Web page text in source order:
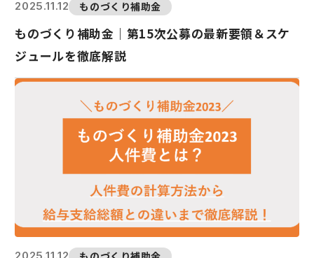
2025.11.12 ものづくり補助金
ものづくり補助金｜第15次公募の最新要領＆スケ
ジュールを徹底解説